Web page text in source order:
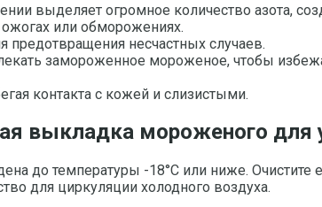
выделяет огромное количество азота,
или обморожениях.
несчастных случаев.
замороженное мороженое, чтобы
контакта с кожей и слизистыми.
выкладка мороженого для
до температуры -18°C или ниже. Очистите
для циркуляции холодного воздуха.